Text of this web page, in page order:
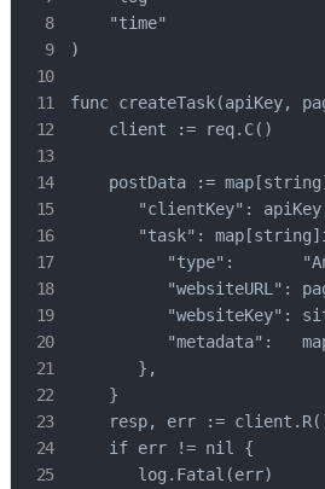
    "time"
)
func createTask(apiKey,
    client := req.C()
postData :=
"clientKey":
"task":
"type":
"websiteURL":
"websiteKey":
"metadata":
       },
    }
resp, err :=
    if err != nil {
       log.Fatal(err)